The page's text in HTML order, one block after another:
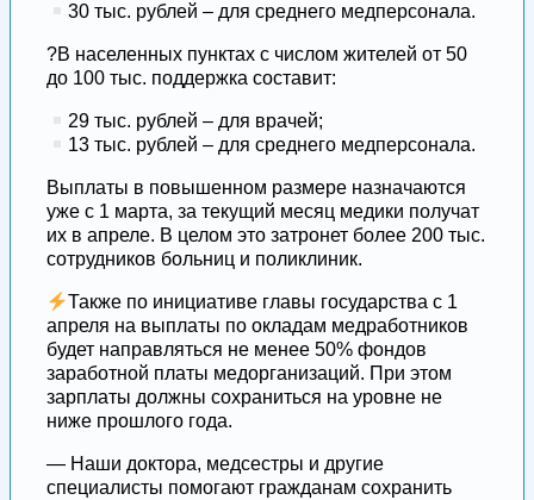
30 тыс. рублей – для среднего медперсонала.
?В населенных пунктах с числом жителей от 50
до 100 тыс. поддержка составит:
29 тыс. рублей – для врачей;
13 тыс. рублей – для среднего медперсонала.
Выплаты в повышенном размере назначаются
уже с 1 марта, за текущий месяц медики получат
их в апреле. В целом это затронет более 200 тыс.
сотрудников больниц и поликлиник.
Также по инициативе главы государства с 1
апреля на выплаты по окладам медработников
будет направляться не менее 50% фондов
заработной платы медорганизаций. При этом
зарплаты должны сохраниться на уровне не
ниже прошлого года.
— Наши доктора, медсестры и другие
специалисты помогают гражданам сохранить